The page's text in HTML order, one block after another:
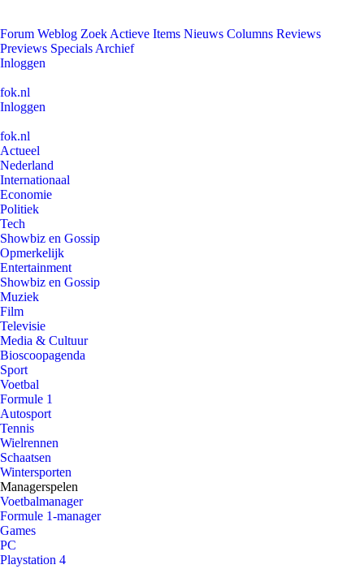
Forum Weblog Zoek Actieve Items Nieuws Columns Reviews
Previews Specials Archief
Inloggen
fok.nl
Inloggen
fok.nl
Actueel
Nederland
Internationaal
Economie
Politiek
Tech
Showbiz en Gossip
Opmerkelijk
Entertainment
Showbiz en Gossip
Muziek
Film
Televisie
Media & Cultuur
Bioscoopagenda
Sport
Voetbal
Formule 1
Autosport
Tennis
Wielrennen
Schaatsen
Wintersporten
Managerspelen
Voetbalmanager
Formule 1-manager
Games
PC
Playstation 4